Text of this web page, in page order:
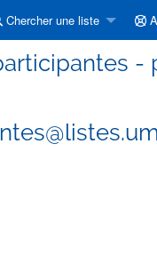
Chercher une liste
-